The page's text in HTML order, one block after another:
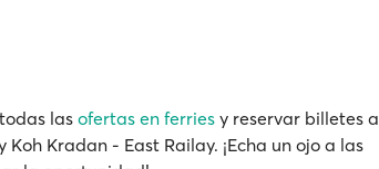
las ofertas en ferries y reservar billetes a
Kradan - East Railay. ¡Echa un ojo a las